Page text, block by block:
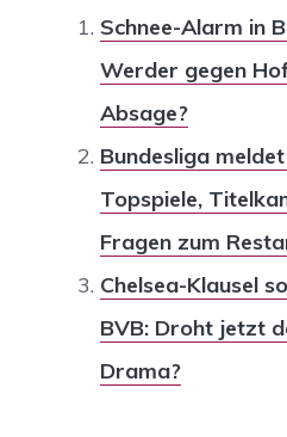
Schnee-Alarm in
Werder gegen
Absage?
Bundesliga
Topspiele,
Fragen zum
Chelsea-Klausel
BVB: Droht jetzt
Drama?